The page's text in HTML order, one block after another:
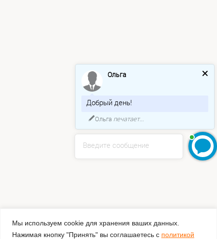
Мы используем cookie для хранения ваших данных.
Нажимая кнопку "Принять" вы соглашаетесь с политикой
Введите сообщение
Ольга
Добрый день!
Ольга печатает...